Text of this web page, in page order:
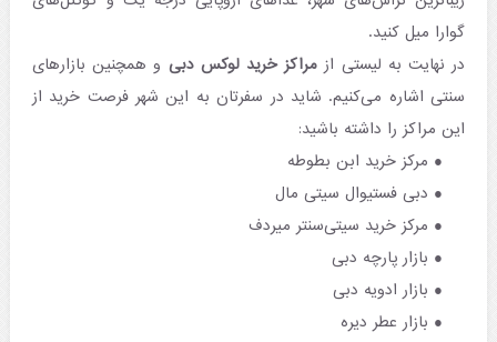
گوارا میل کنید.
در نهایت به لیستی از مراکز خرید لوکس دبی و همچنین بازارهای
سنتی اشاره می‌کنیم. شاید در سفرتان به این شهر فرصت خرید از
این مراکز را داشته باشید:
مرکز خرید ابن بطوطه
دبی فستیوال سیتی مال
مرکز خرید سیتی‌سنتر میردف
بازار پارچه دبی
بازار ادویه دبی
بازار عطر دیره